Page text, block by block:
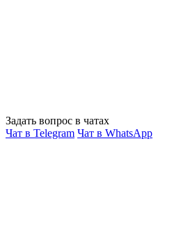
Задать вопрос в чатах
Чат в Telegram Чат в WhatsApp